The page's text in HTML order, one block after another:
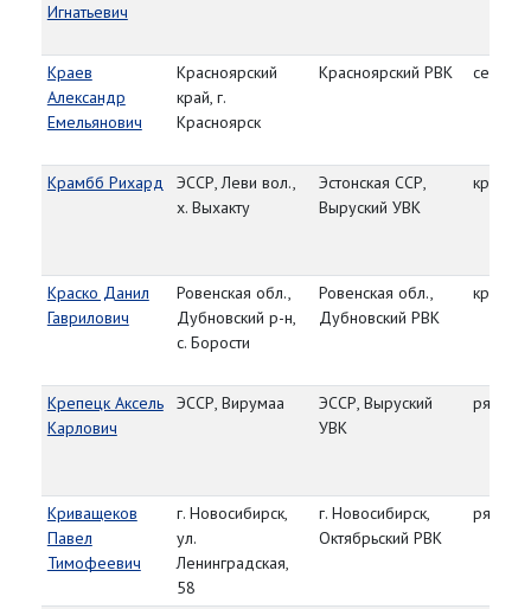
Игнатьевич
Краев
Александр
Емельянович
Красноярский
край, г.
Красноярск
Красноярский РВК сержант
Крамбб Рихард
ЭССР, Леви вол.,
х. Выхакту
Эстонская ССР,
Выруский УВК
Краско Данил
Гаврилович
Ровенская обл.,
Дубновский р-н,
с. Борости
Ровенская обл.,
Дубновский РВК
Крепецк Аксель
Карлович
ЭССР, Вирумаа
ЭССР, Выруский
УВК
Криващеков
Павел
Тимофеевич
г. Новосибирск,
ул.
Ленинградская,
58
г. Новосибирск,
Октябрьский РВК